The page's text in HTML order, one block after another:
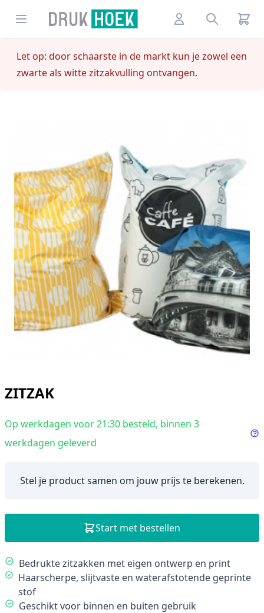
Open menuDrukhoek NL AccountSearch
Let op: door schaarste in de markt kun je zowel een
zwarte als witte zitzakvulling ontvangen.
ZITZAK
Op werkdagen voor 21:30 besteld, binnen 3
werkdagen geleverd
Stel je product samen om jouw prijs te berekenen.
Description
Bedrukte zitzakken met eigen ontwerp en print
Haarscherpe, slijtvaste en waterafstotende geprinte
stof
Geschikt voor binnen en buiten gebruik
Start met bestellen